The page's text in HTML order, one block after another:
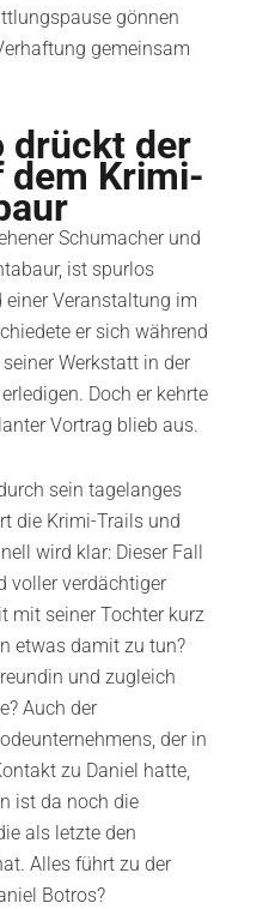
gönnen
gemeinsam
drückt der
dem Krimi-
Schumacher und
ist spurlos
einer Veranstaltung im
er sich während
Werkstatt in der
Doch er kehrte
Vortrag blieb aus.
sein tagelanges
die Krimi-Trails und
wird klar: Dieser Fall
voller verdächtiger
mit seiner Tochter kurz
etwas damit zu tun?
und zugleich
Auch der
der in
zu Daniel hatte,
ist da noch die
als letzte den
Alles führt zu der
Botros?